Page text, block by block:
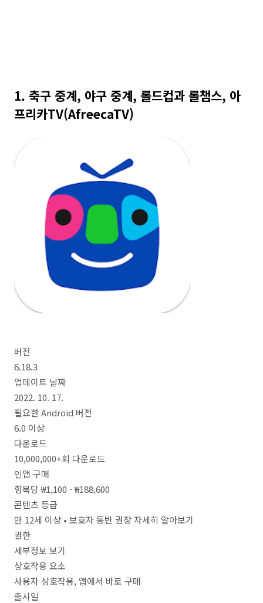
1. 축구 중계, 야구 중계, 롤드컵과 롤챔스, 아
프리카TV(AfreecaTV)
버전
6.18.3
업데이트 날짜
2022. 10. 17.
필요한 Android 버전
6.0 이상
다운로드
10,000,000+회 다운로드
인앱 구매
항목당 ₩1,100 - ₩188,600
콘텐츠 등급
만 12세 이상 • 보호자 동반 권장 자세히 알아보기
권한
세부정보 보기
상호작용 요소
사용자 상호작용, 앱에서 바로 구매
출시일